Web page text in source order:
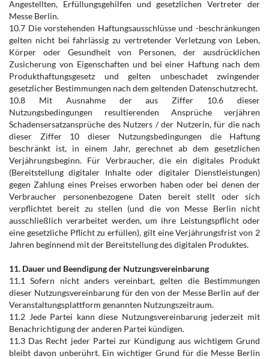
Angestellten, Erfüllungsgehilfen und gesetzlichen Vertreter der
Messe Berlin.
10.7 Die vorstehenden Haftungsausschlüsse und -beschränkungen
gelten nicht bei fahrlässig zu vertretender Verletzung von Leben,
Körper oder Gesundheit von Personen, der ausdrücklichen
Zusicherung von Eigenschaften und bei einer Haftung nach dem
Produkthaftungsgesetz und gelten unbeschadet zwingender
gesetzlicher Bestimmungen nach dem geltenden Datenschutzrecht.
10.8 Mit Ausnahme der aus Ziffer 10.6 dieser
Nutzungsbedingungen resultierenden Ansprüche verjähren
Schadensersatzansprüche des Nutzers / der Nutzerin, für die nach
dieser Ziffer 10 dieser Nutzungsbedingungen die Haftung
beschränkt ist, in einem Jahr, gerechnet ab dem gesetzlichen
Verjährungsbeginn. Für Verbraucher, die ein digitales Produkt
(Bereitstellung digitaler Inhalte oder digitaler Dienstleistungen)
gegen Zahlung eines Preises erworben haben oder bei denen der
Verbraucher personenbezogene Daten bereit stellt oder sich
verpflichtet bereit zu stellen (und die von Messe Berlin nicht
ausschließlich verarbeitet werden, um ihre Leistungspflicht oder
eine gesetzliche Pflicht zu erfüllen), gilt eine Verjährungsfrist von 2
Jahren beginnend mit der Bereitstellung des digitalen Produktes.
11. Dauer und Beendigung der Nutzungsvereinbarung
11.1 Sofern nicht anders vereinbart, gelten die Bestimmungen
dieser Nutzungsvereinbarung für den von der Messe Berlin auf der
Veranstaltungsplattform genannten Nutzungszeitraum.
11.2 Jede Partei kann diese Nutzungsvereinbarung jederzeit mit
Benachrichtigung der anderen Partei kündigen.
11.3 Das Recht jeder Partei zur Kündigung aus wichtigem Grund
bleibt davon unberührt. Ein wichtiger Grund für die Messe Berlin